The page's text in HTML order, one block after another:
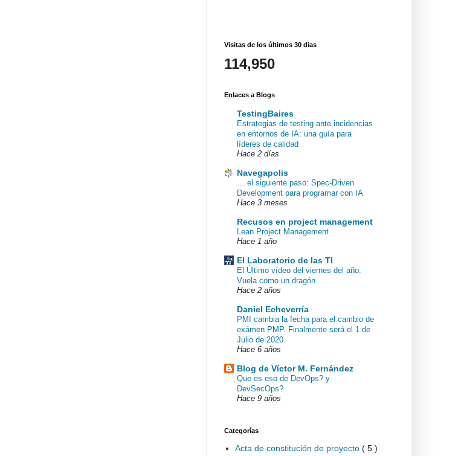
Visitas de los últimos 30 dias
114,950
Enlaces a Blogs
TestingBaires
Estrategias de testing ante incidencias
en entornos de IA: una guía para
líderes de calidad
Hace 2 días
Navegapolis
… el siguiente paso: Spec-Driven
Development para programar con IA
Hace 3 meses
Recusos en project management
Lean Project Management
Hace 1 año
El Laboratorio de las TI
El Último vídeo del viernes del año:
Vuela como un dragón
Hace 2 años
Daniel Echeverría
PMI cambia la fecha para el cambio de
exámen PMP. Finalmente será el 1 de
Julio de 2020.
Hace 6 años
Blog de Víctor M. Fernández
Que es eso de DevOps? y
DevSecOps?
Hace 9 años
Categorías
Acta de constitución de proyecto ( 5 )